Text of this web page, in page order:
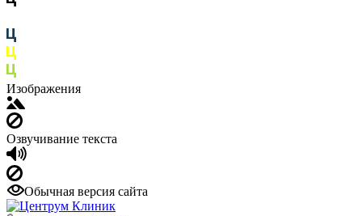
Изображения
Озвучивание текста
Обычная версия сайта